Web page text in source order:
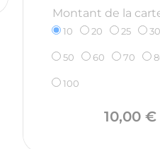
Montant de la
10 20 25 30
50 60 70
100
10,00 €